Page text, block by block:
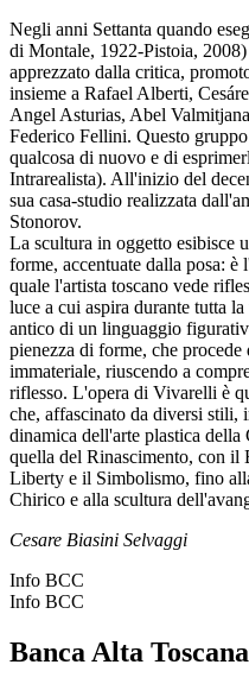
Negli anni Settanta quando
di Montale, 1922-Pistoia,
apprezzato dalla critica,
insieme a Rafael Alberti,
Angel Asturias, Abel
Federico Fellini. Questo
qualcosa di nuovo e di
Intrarealista). All'inizio del
sua casa-studio realizzata
Stonorov.
La scultura in oggetto esibisce
forme, accentuate dalla posa:
quale l'artista toscano vede
luce a cui aspira durante tutta
antico di un linguaggio
pienezza di forme, che
immateriale, riuscendo a
riflesso. L'opera di Vivarelli è
che, affascinato da diversi stili,
dinamica dell'arte plastica della
quella del Rinascimento, con il
Liberty e il Simbolismo, fino
Chirico e alla scultura
Cesare Biasini Selvaggi
Info BCC
Info BCC
Banca Alta Toscana